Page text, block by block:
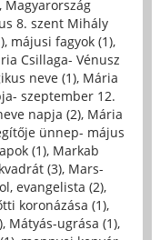
Magyarország
8. szent Mihály
, májusi fagyok (1),
Csillaga- Vénusz
neve (1), Mária
szeptember 12.
napja (2), Mária
ünnep- május
(1), Markab
(3), Mars-
evangelista (2),
koronázása (1),
, Mátyás-ugrása (1),